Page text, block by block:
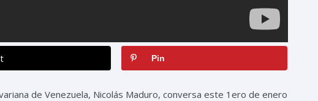
Pin
de Venezuela, Nicolás Maduro, conversa este 1ero de enero